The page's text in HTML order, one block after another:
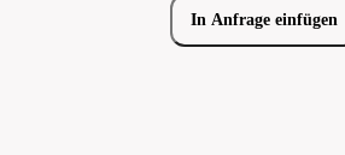
In Anfrage einfügen